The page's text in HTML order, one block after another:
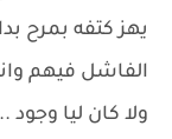
يهز كتفه بمرح
الفاشل فيهم
ولا كان ليا وجود